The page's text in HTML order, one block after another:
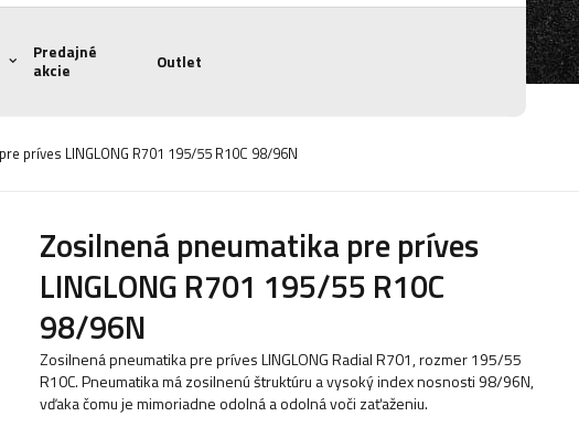
Predajné
akcie
Outlet
príves LINGLONG R701 195/55 R10C 98/96N
Zosilnená pneumatika pre príves
LINGLONG R701 195/55 R10C
98/96N
Zosilnená pneumatika pre príves LINGLONG Radial R701, rozmer 195/55
R10C. Pneumatika má zosilnenú štruktúru a vysoký index nosnosti 98/96N,
vďaka čomu je mimoriadne odolná a odolná voči zaťaženiu.